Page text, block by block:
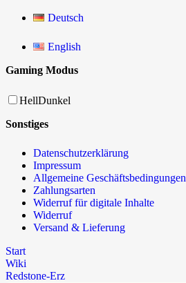
Deutsch
English
Gaming Modus
HellDunkel
Sonstiges
Datenschutzerklärung
Impressum
Allgemeine Geschäftsbedingungen
Zahlungsarten
Widerruf für digitale Inhalte
Widerruf
Versand & Lieferung
Start
Wiki
Redstone-Erz